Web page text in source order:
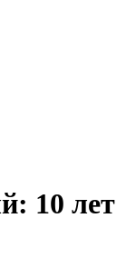
10 лет